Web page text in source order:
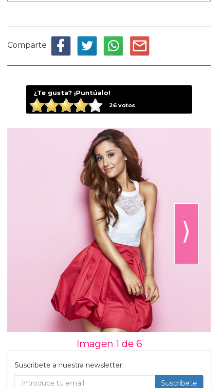
Comparte
¿Te gusta? ¡Puntúalo!
26votos
⟩
Imagen 1 de 6
Suscribete a nuestra newsletter:
Suscribete